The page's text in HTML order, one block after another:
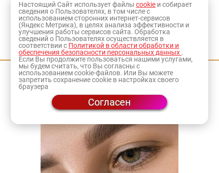
Приходите на мастер-классы
Настоящий Сайт использует файлыcookie и собирает
сведения о Пользователях, в том числе с
использованием сторонних интернет-сервисов
(Яндекс Метрика), в целях анализа эффективности и
улучшения работы сервисов сайта. Обработка
сведений о Пользователях осуществляется в
соответствии с Политикой в области обработки и
обеспечения безопасности персональных данных .
Если Вы продолжите пользоваться нашими услугами,
мы будем считать, что Вы согласны с
использованием cookie-файлов. Или Вы можете
запретить сохранение cookie в настройках своего
браузера
Согласен